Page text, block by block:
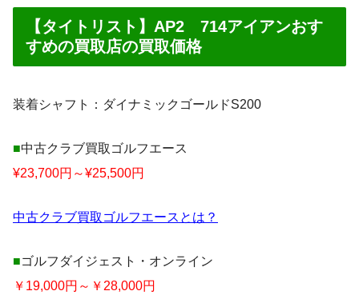
【タイトリスト】AP2 714アイアンおす
すめの買取店の買取価格
装着シャフト：ダイナミックゴールドS200
■中古クラブ買取ゴルフエース
¥23,700円～¥25,500円
中古クラブ買取ゴルフエースとは？
■ゴルフダイジェスト・オンライン
￥19,000円～￥28,000円